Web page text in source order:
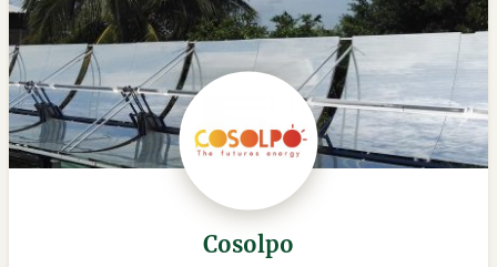
Cosolpo